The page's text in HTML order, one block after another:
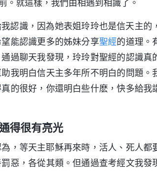
。就這樣，我們由相遇到相識了。
認識，因為她表姐玲玲也是信天主的，
能認識更多的姊妹分享聖經的道理。
過聊天我發現，玲玲對聖經的認識真
我明白信天主多年所不明白的問題。
的很好，你還明白些什麽，快多給我
得很有亮光
，等天主耶穌再來時，活人、死人都
惡，各從其類。但通過查考經文我發